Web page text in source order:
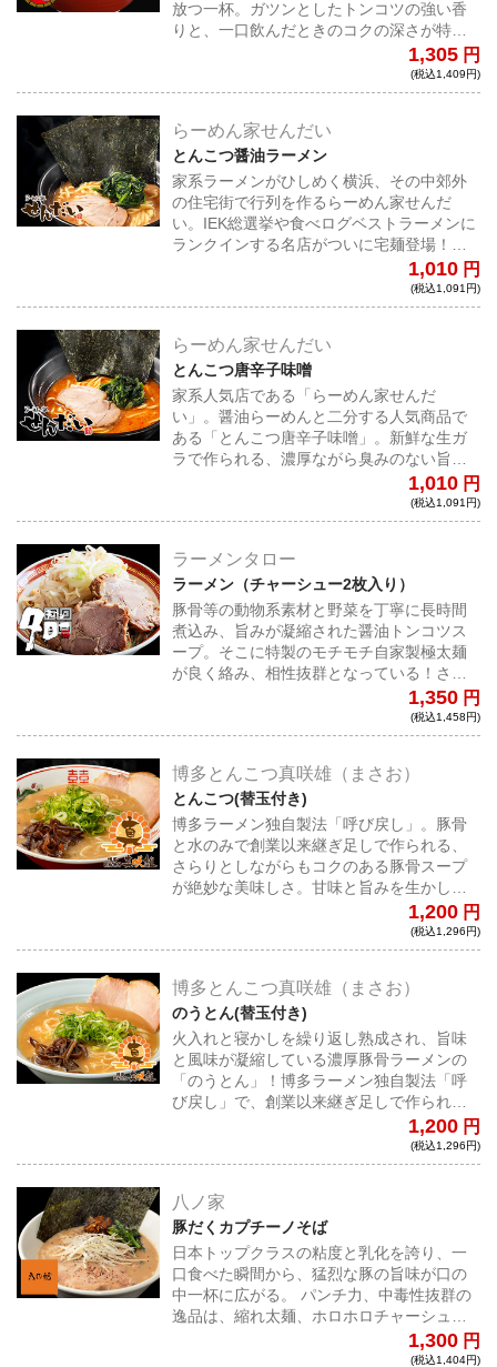
放つ一杯。ガツンとしたトンコツの強い香
りと、一口飲んだときのコクの深さが特
徴。自家製の中細ストレート麺との相性も
1,305 円
(税込1,409円)
らーめん家せんだい
とんこつ醤油ラーメン
家系ラーメンがひしめく横浜、その中郊外
の住宅街で行列を作るらーめん家せんだ
い。IEK総選挙や食べログベストラーメンに
ランクインする名店がついに宅麺登場！新
鮮な生ガラで作られる、濃厚ながら臭みの
1,010 円
(税込1,091円)
らーめん家せんだい
とんこつ唐辛子味噌
家系人気店である「らーめん家せんだ
い」。醤油らーめんと二分する人気商品で
ある「とんこつ唐辛子味噌」。新鮮な生ガ
ラで作られる、濃厚ながら臭みのない旨み
の詰まったスープに、程よく辛味が加えら
れた味噌のコクが抜群の相性となっている
1,010 円
(税込1,091円)
ラーメンタロー
ラーメン（チャーシュー2枚入り）
豚骨等の動物系素材と野菜を丁寧に長時間
煮込み、旨みが凝縮された醤油トンコツス
ープ。そこに特製のモチモチ自家製極太麺
が良く絡み、相性抜群となっている！さら
に、宅麺のために肉質が最高なチャーシュ
1,350 円
(税込1,458円)
博多とんこつ真咲雄（まさお）
とんこつ(替玉付き)
博多ラーメン独自製法「呼び戻し」。豚骨
と水のみで創業以来継ぎ足しで作られる、
さらりとしながらもコクのある豚骨スープ
が絶妙な美味しさ。甘味と旨みを生かし
て、幅広い年代のお客様に愛される豚骨ラ
1,200 円
(税込1,296円)
博多とんこつ真咲雄（まさお）
のうとん(替玉付き)
火入れと寝かしを繰り返し熟成され、旨味
と風味が凝縮している濃厚豚骨ラーメンの
「のうとん」！博多ラーメン独自製法「呼
び戻し」で、創業以来継ぎ足しで作られた
一杯は、濃厚ながらもとろりと飲みやすさ
1,200 円
(税込1,296円)
八ノ家
豚だくカプチーノそば
日本トップクラスの粘度と乳化を誇り、一
口食べた瞬間から、猛烈な豚の旨味が口の
中一杯に広がる。 パンチ力、中毒性抜群の
逸品は、縮れ太麺、ホロホロチャーシュー
1,300 円
(税込1,404円)